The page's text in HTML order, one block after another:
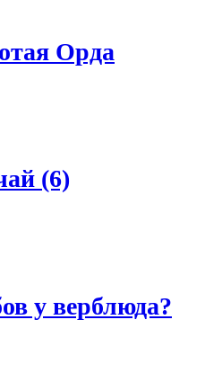
Орда
(6)
у верблюда?